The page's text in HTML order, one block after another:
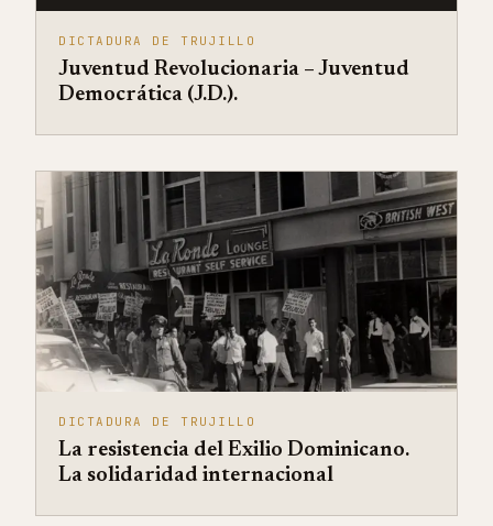
DICTADURA DE TRUJILLO
Juventud Revolucionaria – Juventud
Democrática (J.D.).
DICTADURA DE TRUJILLO
La resistencia del Exilio Dominicano.
La solidaridad internacional